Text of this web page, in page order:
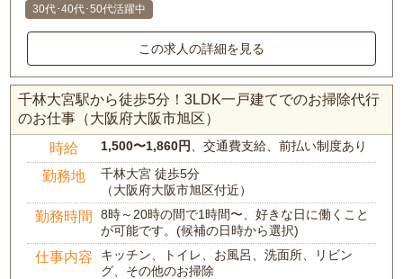
30代･40代･50代活躍中
この求人の詳細を見る
千林大宮駅から徒歩5分！3LDK一戸建てでのお掃除代行
のお仕事（大阪府大阪市旭区）
時給 1,500〜1,860円 、交通費支給、前払い制度あり
勤務地
千林大宮 徒歩5分
（大阪府大阪市旭区付近）
勤務時間
8時～20時の間で1時間〜、好きな日に働くこと
が可能です。(候補の日時から選択)
仕事内容
キッチン、トイレ、お風呂、洗面所、リビン
グ、その他のお掃除